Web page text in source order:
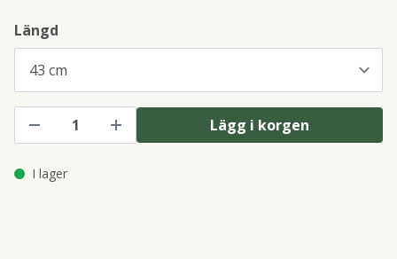
Längd
Lägg i korgen
I lager